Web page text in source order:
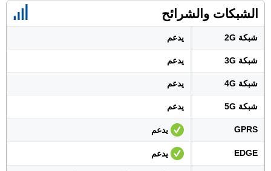
الشبكات والشرائح
شبكة 2G يدعم
شبكة 3G يدعم
شبكة 4G يدعم
شبكة 5G يدعم
GPRS يدعم
EDGE يدعم